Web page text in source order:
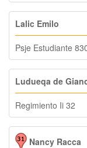
Lalic Emilo
Psje Estudiante
Ludueqa de
Regimiento Ii 32
Nancy Racca